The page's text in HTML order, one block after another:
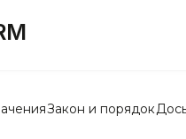
Закон и порядок